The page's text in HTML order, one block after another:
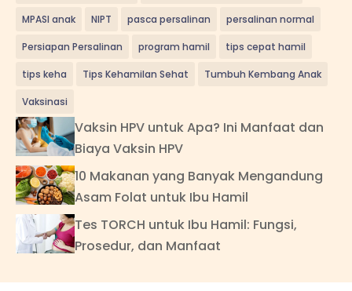
MPASI anak NIPT pasca persalinan persalinan normal
Persiapan Persalinan program hamil tips cepat hamil
tips keha Tips Kehamilan Sehat Tumbuh Kembang Anak
Vaksinasi
Vaksin HPV untuk Apa? Ini Manfaat dan
Biaya Vaksin HPV
10 Makanan yang Banyak Mengandung
Asam Folat untuk Ibu Hamil
Tes TORCH untuk Ibu Hamil: Fungsi,
Prosedur, dan Manfaat